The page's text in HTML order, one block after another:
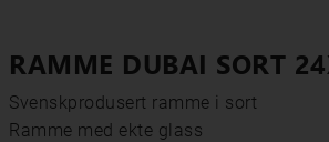
RAMME DUBAI SORT
Svenskprodusert ramme i sort
Ramme med ekte glass